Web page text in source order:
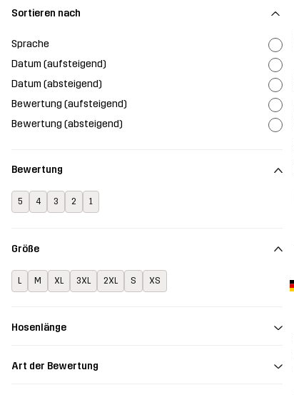
Sortieren nach
Sprache
Datum (aufsteigend)
Datum (absteigend)
Bewertung (aufsteigend)
Bewertung (absteigend)
Bewertung
5 4 3 2 1
Größe
L M XL 3XL 2XL S XS
Hosenlänge
Art der Bewertung